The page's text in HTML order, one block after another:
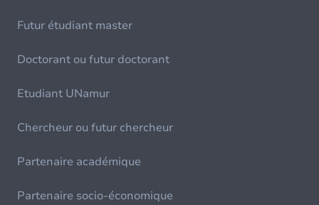
Futur étudiant master
Doctorant ou futur doctorant
Etudiant UNamur
Chercheur ou futur chercheur
Partenaire académique
Partenaire socio-économique